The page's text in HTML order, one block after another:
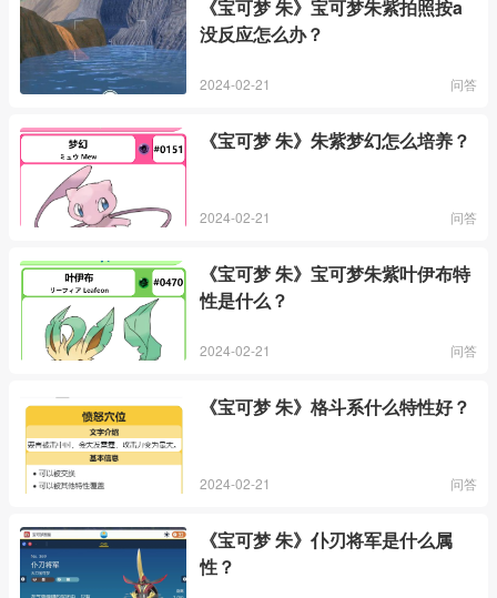
《宝可梦 朱》宝可梦朱紫拍照按a
没反应怎么办？
2024-02-21 问答
《宝可梦 朱》朱紫梦幻怎么培养？
2024-02-21 问答
《宝可梦 朱》宝可梦朱紫叶伊布特
性是什么？
2024-02-21 问答
《宝可梦 朱》格斗系什么特性好？
2024-02-21 问答
《宝可梦 朱》仆刃将军是什么属
性？